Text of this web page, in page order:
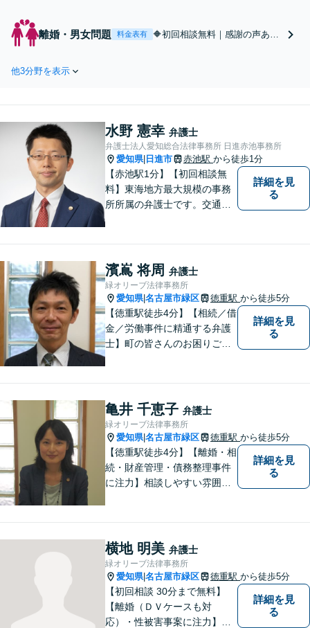
ど、相続に関わる問題をまとめて解
決します。選択肢を多く残すために
離婚・男女問題 料金表有
🔶初回相談無料｜感謝の声あり
方、離婚を決心した方は、お気
間面談OK】【駐車場あり】
他3分野を表示
水野 憲幸 弁護士
弁護士法人愛知総合法律事務所 日進赤池事務所
愛知県| 日進市 赤池駅 から徒歩1分
【赤池駅1分】【初回相談無
料】東海地方最大規模の事務
所所属の弁護士です。交通事
談対応も行っております。ま
ずは、お気軽にお電話くださ
い。
詳細を見
る
濱嶌 将周 弁護士
緑オリーブ法律事務所
愛知県|名古屋市緑区 徳重駅 から徒歩5分
【徳重駅徒歩4分】【相続／借
金／労働事件に精通する弁護
士】町の皆さんのお困りごと
バー等の情報問題にも意欲高
く取り組みます。お困りごと
があれば。お気軽にご相談く
ださい。
詳細を見
る
亀井 千恵子 弁護士
緑オリーブ法律事務所
愛知県|名古屋市緑区 徳重駅 から徒歩5分
【徳重駅徒歩4分】【離婚・相
続・財産管理・債務整理事件
に注力】相談しやすい雰囲気
詳細を見
る
横地 明美 弁護士
緑オリーブ法律事務所
愛知県|名古屋市緑区 徳重駅 から徒歩5分
【初回相談 30分まで無料】
【離婚（ＤＶケースも対
応）・性被害事案に注力】
詳細を見
る